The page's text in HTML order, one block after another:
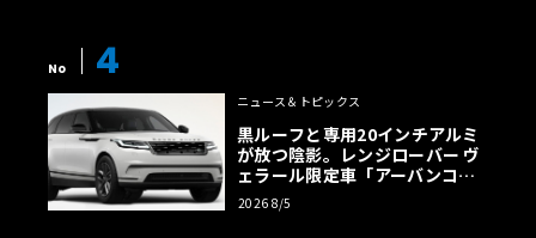
No 4
ニュース＆トピックス
黒ルーフと専用20インチアルミ
が放つ陰影。レンジローバー ヴ
ェラール限定車「アーバンコン
トラスト・エディション」登場
2026 8/5